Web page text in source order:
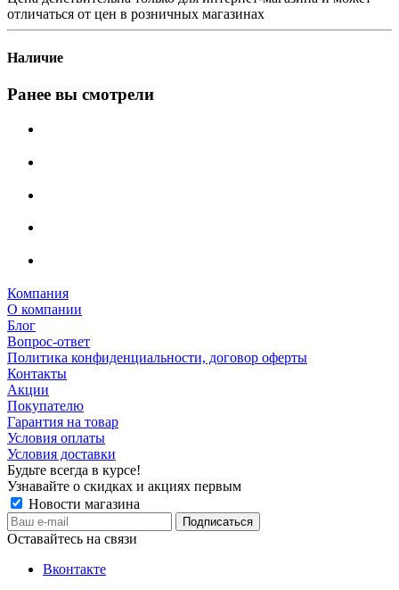
отличаться от цен в розничных магазинах
Наличие
Ранее вы смотрели
Компания
О компании
Блог
Вопрос-ответ
Политика конфиденциальности, договор оферты
Контакты
Акции
Покупателю
Гарантия на товар
Условия оплаты
Условия доставки
Будьте всегда в курсе!
Узнавайте о скидках и акциях первым
Новости магазина
Оставайтесь на связи
Вконтакте